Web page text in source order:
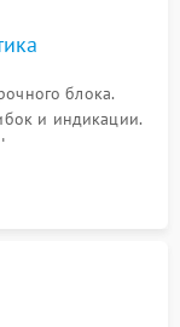
блока.
и индикации.
на слух.
для выявления